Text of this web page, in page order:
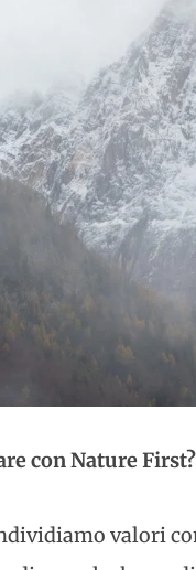
con Nature First?
valori